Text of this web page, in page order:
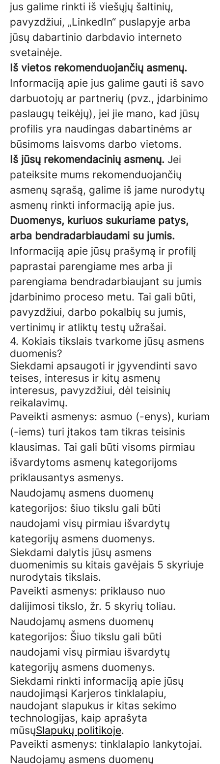
jus galime rinkti iš viešųjų šaltinių,
pavyzdžiui, „LinkedIn“ puslapyje arba
jūsų dabartinio darbdavio interneto
svetainėje.
Iš vietos rekomenduojančių asmenų.
Informaciją apie jus galime gauti iš savo
darbuotojų ar partnerių (pvz., įdarbinimo
paslaugų teikėjų), jei jie mano, kad jūsų
profilis yra naudingas dabartinėms ar
būsimoms laisvoms darbo vietoms.
Iš jūsų rekomendacinių asmenų. Jei
pateiksite mums rekomenduojančių
asmenų sąrašą, galime iš jame nurodytų
asmenų rinkti informaciją apie jus.
Duomenys, kuriuos sukuriame patys,
arba bendradarbiaudami su jumis.
Informaciją apie jūsų prašymą ir profilį
paprastai parengiame mes arba ji
parengiama bendradarbiaujant su jumis
įdarbinimo proceso metu. Tai gali būti,
pavyzdžiui, darbo pokalbių su jumis,
vertinimų ir atliktų testų užrašai.
4. Kokiais tikslais tvarkome jūsų asmens
duomenis?
Siekdami apsaugoti ir įgyvendinti savo
teises, interesus ir kitų asmenų
interesus, pavyzdžiui, dėl teisinių
reikalavimų.
Paveikti asmenys: asmuo (-enys), kuriam
(-iems) turi įtakos tam tikras teisinis
klausimas. Tai gali būti visoms pirmiau
išvardytoms asmenų kategorijoms
priklausantys asmenys.
Naudojamų asmens duomenų
kategorijos: šiuo tikslu gali būti
naudojami visų pirmiau išvardytų
kategorijų asmens duomenys.
Siekdami dalytis jūsų asmens
duomenimis su kitais gavėjais 5 skyriuje
nurodytais tikslais.
Paveikti asmenys: priklauso nuo
dalijimosi tikslo, žr. 5 skyrių toliau.
Naudojamų asmens duomenų
kategorijos: Šiuo tikslu gali būti
naudojami visų pirmiau išvardytų
kategorijų asmens duomenys.
Siekdami rinkti informaciją apie jūsų
naudojimąsi Karjeros tinklalapiu,
naudojant slapukus ir kitas sekimo
technologijas, kaip aprašyta
mūsųSlapukų politikoje.
Paveikti asmenys: tinklalapio lankytojai.
Naudojamų asmens duomenų